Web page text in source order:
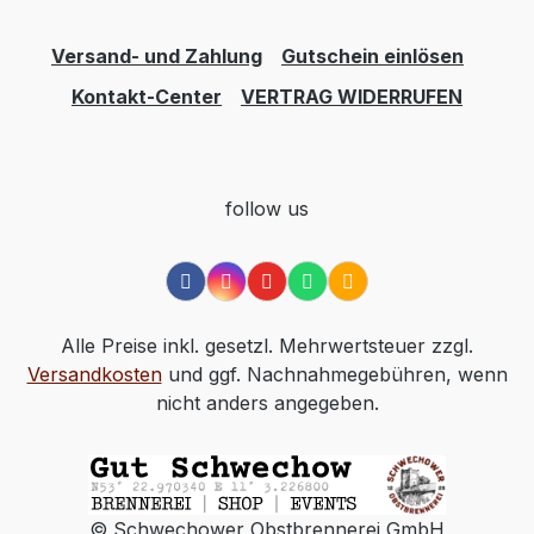
Versand- und Zahlung
Gutschein einlösen
Kontakt-Center
VERTRAG WIDERRUFEN
follow us
Alle Preise inkl. gesetzl. Mehrwertsteuer zzgl.
Versandkostenund ggf. Nachnahmegebühren, wenn
nicht anders angegeben.
© Schwechower Obstbrennerei GmbH